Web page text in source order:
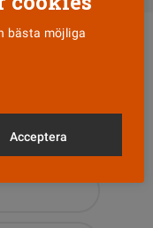
bästa möjliga
Acceptera